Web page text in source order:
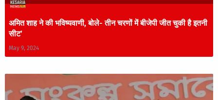
अमित शाह ने की भविष्यवाणी, बोले- तीन चरणों में बीजेपी जीत चुकी है इतनी
सीट’
May 9, 2024